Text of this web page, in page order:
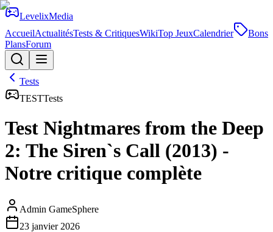
LevelixMedia
AccueilActualitésTests & CritiquesWikiTop JeuxCalendrier
Bons
PlansForum
Tests
TESTTests
Test Nightmares from the Deep
2: The Siren`s Call (2013) -
Notre critique complète
Admin GameSphere
23 janvier 2026